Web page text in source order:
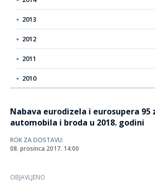
2013
2012
2011
2010
Nabava eurodizela i eurosupera 95
automobila i broda u 2018. godini
ROK ZA DOSTAVU:
08. prosinca 2017. 14:00
OBJAVLJENO